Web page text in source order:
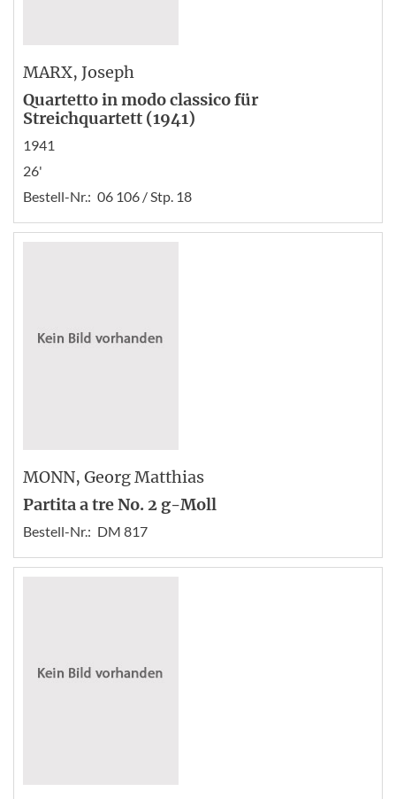
MARX, Joseph
Quartetto in modo classico für
Streichquartett (1941)
1941
26'
Bestell-Nr.: 06 106 / Stp. 18
MONN, Georg Matthias
Partita a tre No. 2 g-Moll
Bestell-Nr.: DM 817